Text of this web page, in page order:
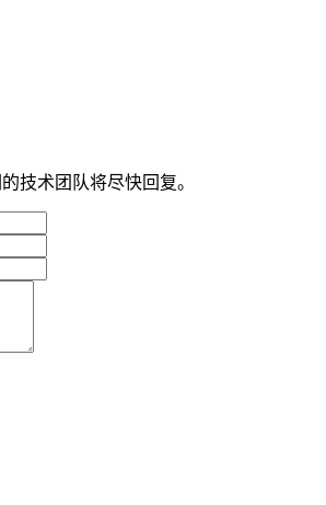
技术团队将尽快回复。